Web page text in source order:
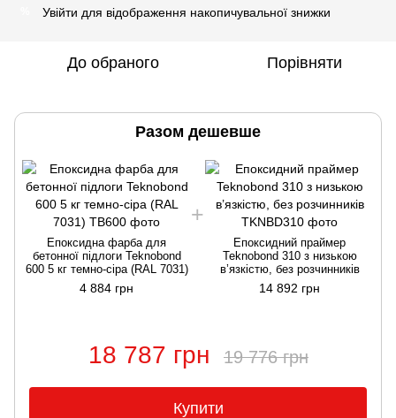
Увійти для відображення накопичувальної знижки
До обраного Порівняти
Разом дешевше
Епоксидна фарба для
бетонної підлоги Teknobond
600 5 кг темно-сіра (RAL 7031)
4 884 грн
Епоксидний праймер
Teknobond 310 з низькою
в’язкістю, без розчинників
14 892 грн
18 787 грн 19 776 грн
Купити